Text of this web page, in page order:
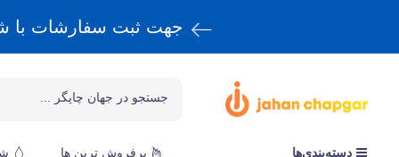
جهت ثبت سفارشات با
دسته‌بندی‌ها پرفروش ترین ها